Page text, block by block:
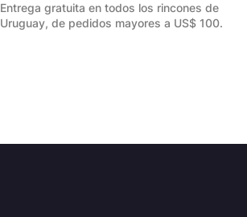
Entrega gratuita en todos los rincones de
Uruguay, de pedidos mayores a US$ 100.